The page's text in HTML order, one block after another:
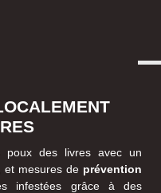
poux des livres avec un
mesures de prévention
infestées grâce à des